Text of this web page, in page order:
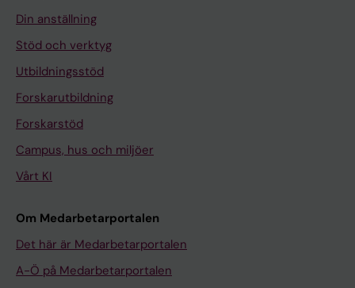
Din anställning
Stöd och verktyg
Utbildningsstöd
Forskarutbildning
Forskarstöd
Campus, hus och miljöer
Vårt KI
Om Medarbetarportalen
Det här är Medarbetarportalen
A-Ö på Medarbetarportalen